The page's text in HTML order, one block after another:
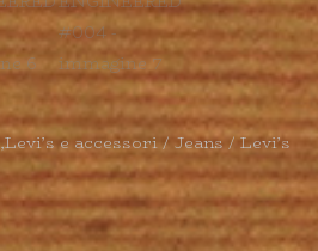
e accessori/ Jeans/ Levi’s